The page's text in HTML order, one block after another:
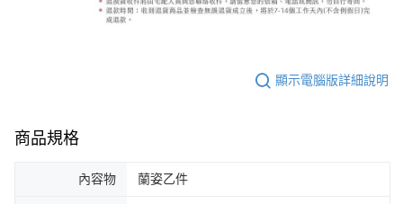
顯示電腦版詳細說明
商品規格
內容物 蘭姿乙件